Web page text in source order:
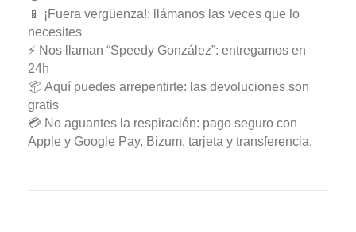
📱 ¡Fuera vergüenza!: llámanos las veces que lo
necesites
⚡ Nos llaman “Speedy González”: entregamos en
24h
📦 Aquí puedes arrepentirte: las devoluciones son
gratis
💳 No aguantes la respiración: pago seguro con
Apple y Google Pay, Bizum, tarjeta y transferencia.